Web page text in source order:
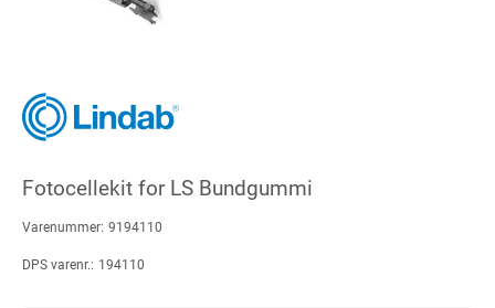
Fotocellekit for LS Bundgummi
Varenummer: 9194110
DPS varenr.: 194110